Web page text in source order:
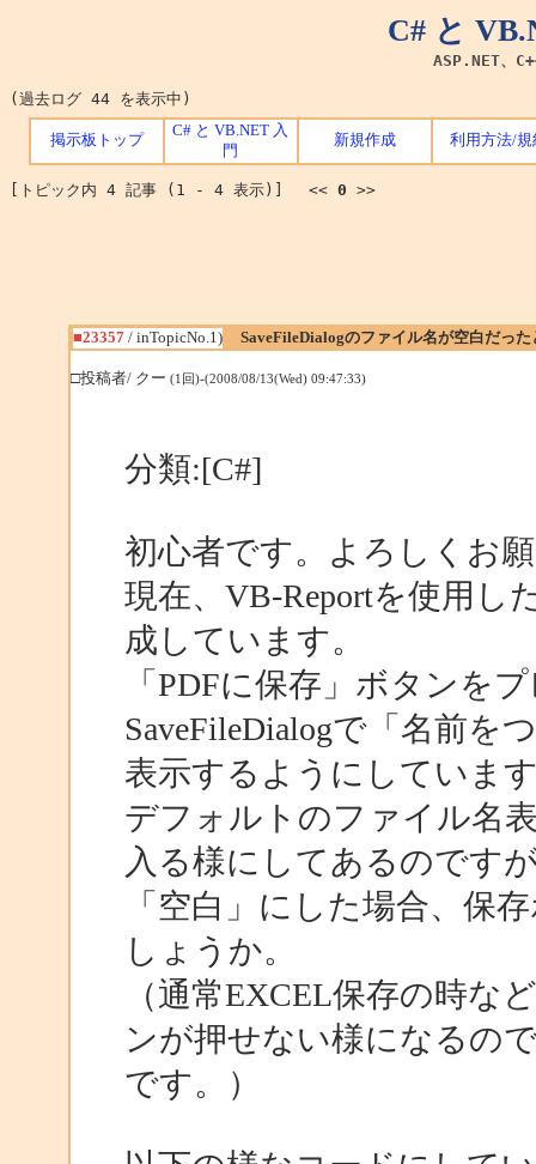
C# と
ASP.NET、
(過去ログ 44 を表示中)
掲示板トップ
C# と VB.NET 入
門
新規作成 利用方法/規
[トピック内 4 記事 (1 - 4 表示)] << 0 >>
■23357/ inTopicNo.1) SaveFileDialogのファイル名が空白だった
□投稿者/ クー (1回)-(2008/08/13(Wed) 09:47:33)
分類:[C#]
初心者です。よろしくお
現在、VB-Reportを使用し
成しています。
「PDFに保存」ボタンを
SaveFileDialogで「名前を
表示するようにしていま
デフォルトのファイル名
入る様にしてあるのです
「空白」にした場合、保
しょうか。
（通常EXCEL保存の時な
ンが押せない様になるの
です。）